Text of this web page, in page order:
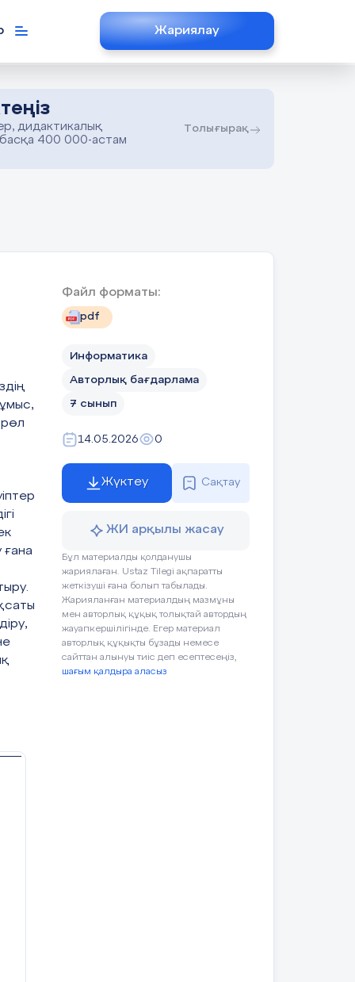
Жариялау
дидактикалық
400 000-астам
Толығырақ
Файл форматы:
pdf
Информатика
Авторлық бағдарлама
7 сынып
14.05.2026 0
Жүктеу Сақтау
ЖИ арқылы жасау
Бұл материалды қолданушы
жариялаған. Ustaz Tilegi ақпаратты
жеткізуші ғана болып табылады.
Жарияланған материалдың мазмұны
мен авторлық құқық толықтай автордың
жауапкершілігінде. Егер материал
авторлық құқықты бұзады немесе
сайттан алынуы тиіс деп есептесеңіз,
шағым қалдыра аласыз